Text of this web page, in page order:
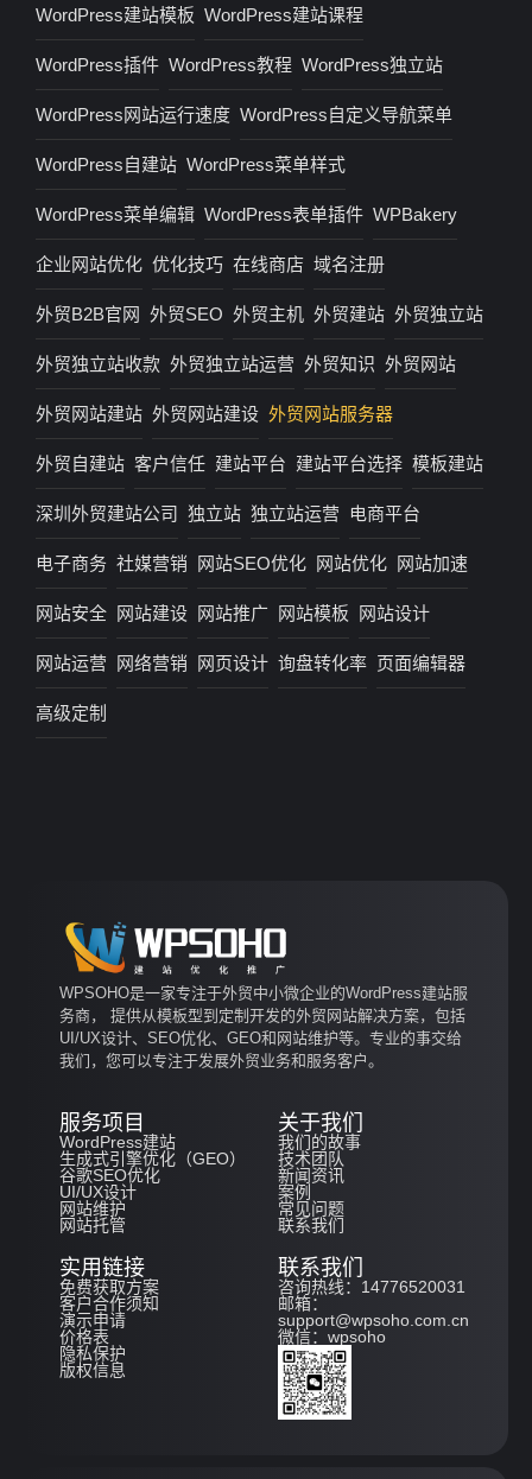
WordPress建站模板 WordPress建站课程
WordPress插件 WordPress教程 WordPress独立站
WordPress网站运行速度 WordPress自定义导航菜单
WordPress自建站 WordPress菜单样式
WordPress菜单编辑 WordPress表单插件 WPBakery
企业网站优化 优化技巧 在线商店 域名注册
外贸B2B官网 外贸SEO 外贸主机 外贸建站 外贸独立站
外贸独立站收款 外贸独立站运营 外贸知识 外贸网站
外贸网站建站 外贸网站建设 外贸网站服务器
外贸自建站 客户信任 建站平台 建站平台选择 模板建站
深圳外贸建站公司 独立站 独立站运营 电商平台
电子商务 社媒营销 网站SEO优化 网站优化 网站加速
网站安全 网站建设 网站推广 网站模板 网站设计
网站运营 网络营销 网页设计 询盘转化率 页面编辑器
高级定制
WPSOHO是一家专注于外贸中小微企业的WordPress建站服
务商， 提供从模板型到定制开发的外贸网站解决方案，包括
UI/UX设计、SEO优化、GEO和网站维护等。专业的事交给
我们，您可以专注于发展外贸业务和服务客户。
服务项目
WordPress建站
生成式引擎优化（GEO）
谷歌SEO优化
UI/UX设计
网站维护
网站托管
关于我们
我们的故事
技术团队
新闻资讯
案例
常见问题
联系我们
实用链接
免费获取方案
客户合作须知
演示申请
价格表
隐私保护
版权信息
联系我们
咨询热线：14776520031
邮箱：
support@wpsoho.com.cn
微信：wpsoho